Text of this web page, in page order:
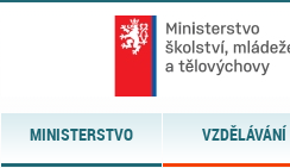
MINISTERSTVO VZDĚLÁVÁNÍ